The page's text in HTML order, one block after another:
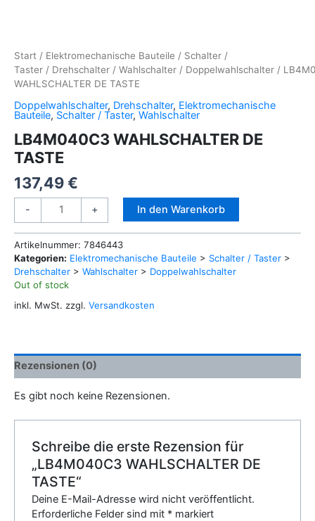
Start / Elektromechanische Bauteile / Schalter /
Taster / Drehschalter / Wahlschalter / Doppelwahlschalter /
WAHLSCHALTER DE TASTE
Doppelwahlschalter, Drehschalter, Elektromechanische
Bauteile, Schalter / Taster, Wahlschalter
LB4M040C3 WAHLSCHALTER DE
TASTE
137,49€
-
LB4M040C3
DE
TASTE
Menge
+ In den Warenkorb
Artikelnummer: 7846443
Kategorien: Elektromechanische Bauteile > Schalter / Taster >
Drehschalter > Wahlschalter > Doppelwahlschalter
Out of stock
inkl. MwSt. zzgl. Versandkosten
Rezensionen (0)
Es gibt noch keine Rezensionen.
Schreibe die erste Rezension für
„LB4M040C3 WAHLSCHALTER DE
TASTE“
Deine E-Mail-Adresse wird nicht veröffentlicht.
Erforderliche Felder sind mit * markiert